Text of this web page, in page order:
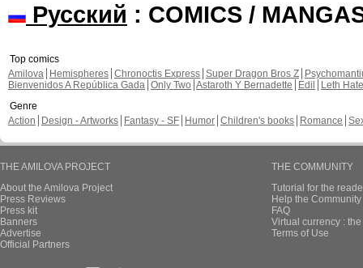
Русский : COMICS /
Top comics
Amilova
Hemispheres Chronoctis Express Super Dragon Bros Z
Bienvenidos A República Gada Only Two Astaroth Y Bernadette Edil
Leth Hate
Genre
Action
Design - Artworks Fantasy - SF Humor Children's books Romance
THE AMILOVA PROJECT
About the Amilova Project
Press Reviews
Press kit
Banners
Advertise
Official Partners
THE COMMUNITY
Tutorial for the
Help the
FAQ
Virtual currency :
Terms of Use